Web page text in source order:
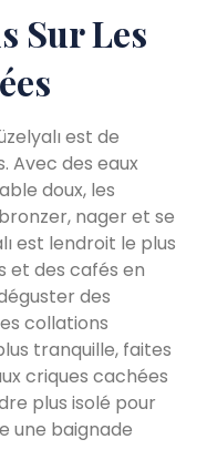
Sur Les
est de
Avec des eaux
doux, les
nager et se
est lendroit le plus
et des cafés en
des
collations
tranquille, faites
criques cachées
plus isolé pour
une baignade